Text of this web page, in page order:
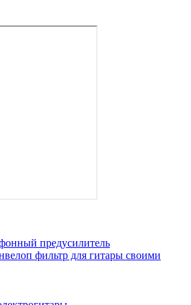
предусилитель
фильтр для гитары своими